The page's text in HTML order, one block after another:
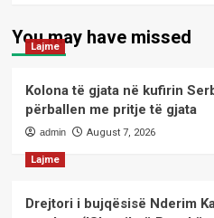
You may have missed
Lajme
Kolona të gjata në kufirin
përballen me pritje të gjata
admin August 7, 2026
Lajme
Drejtori i bujqësisë Nderim